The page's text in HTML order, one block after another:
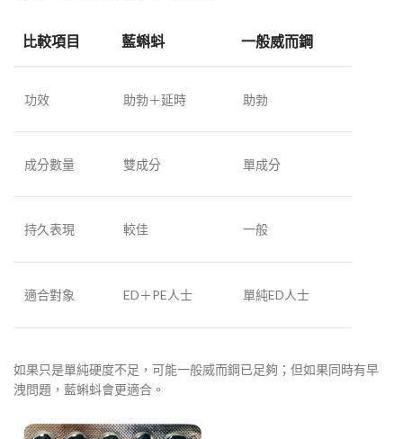
比較項目 藍蝌蚪 一般威而鋼
功效 助勃＋延時 助勃
成分數量 雙成分 單成分
持久表現 較佳 一般
適合對象 ED＋PE人士 單純ED人士
如果只是單純硬度不足，可能一般威而鋼已足夠；但如果同時有早
洩問題，藍蝌蚪會更適合。